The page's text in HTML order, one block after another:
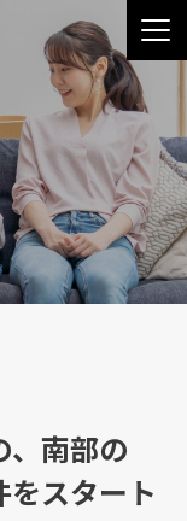
、南部の
スタート